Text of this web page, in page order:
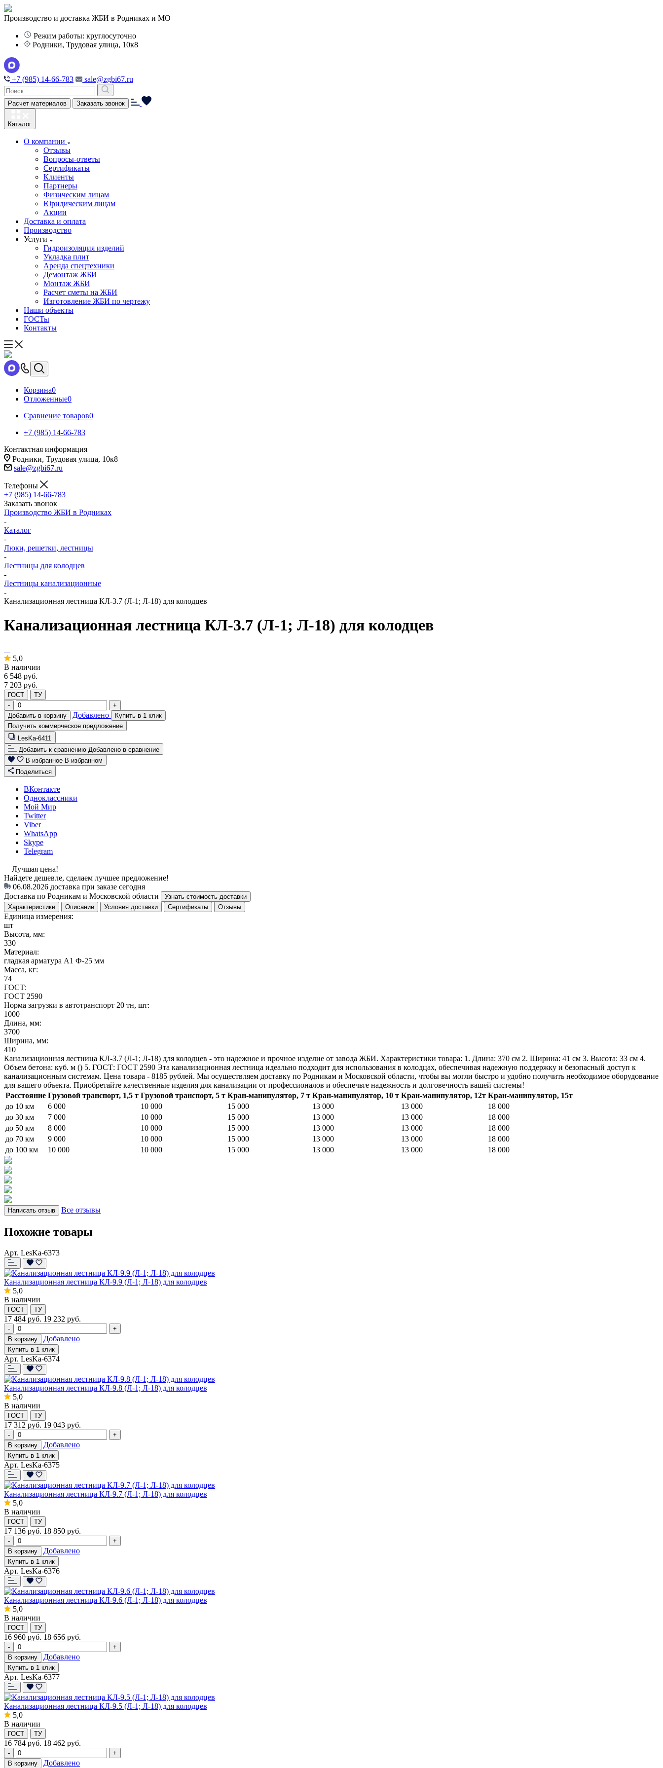
Производство и доставка ЖБИ в Родниках и МО
Режим работы: круглосуточно
Родники, Трудовая улица, 10к8
+7 (985) 14-66-783 sale@zgbi67.ru
Расчет материалов Заказать звонок
Каталог
О компании
Отзывы
Вопросы-ответы
Сертификаты
Клиенты
Партнеры
Физическим лицам
Юридическим лицам
Акции
Доставка и оплата
Производство
Услуги
Гидроизоляция изделий
Укладка плит
Аренда спецтехники
Демонтаж ЖБИ
Монтаж ЖБИ
Расчет сметы на ЖБИ
Изготовление ЖБИ по чертежу
Наши объекты
ГОСТы
Контакты
Корзина0
Отложенные0
Сравнение товаров0
+7 (985) 14-66-783
Контактная информация
Родники, Трудовая улица, 10к8
sale@zgbi67.ru
Телефоны
+7 (985) 14-66-783
Заказать звонок
Производство ЖБИ в Родниках
-
Каталог
-
Люки, решетки, лестницы
-
Лестницы для колодцев
-
Лестницы канализационные
-
Канализационная лестница КЛ-3.7 (Л-1; Л-18) для колодцев
Канализационная лестница КЛ-3.7 (Л-1; Л-18) для колодцев
5,0
В наличии
6 548 руб.
7 203 руб.
ГОСТ
ТУ
-
+
Добавить в корзину
Добавлено
Купить в 1 клик
Получить коммерческое предложение
LesKa-6411
Добавить к сравнению Добавлено в сравнение
В избранное В избранном
Поделиться
ВКонтакте
Одноклассники
Мой Мир
Twitter
Viber
WhatsApp
Skype
Telegram
Лучшая цена!
Найдете дешевле, сделаем лучшее предложение!
06.08.2026 доставка при заказе сегодня
Доставка по Родникам и Московской области
Узнать стоимость доставки
Характеристики
Описание Условия доставки Сертификаты Отзывы
Единица измерения:
шт
Высота, мм:
330
Материал:
гладкая арматура А1 Ф-25 мм
Масса, кг:
74
ГОСТ:
ГОСТ 2590
Норма загрузки в автотранспорт 20 тн, шт:
1000
Длина, мм:
3700
Ширина, мм:
410
Канализационная лестница КЛ-3.7 (Л-1; Л-18) для колодцев - это надежное и прочное изделие от завода ЖБИ. Характеристики товара: 1. Длина: 370 см 2. Ширина: 41 см 3. Высота: 33 см 4.
Объем бетона: куб. м () 5. ГОСТ: ГОСТ 2590 Эта канализационная лестница идеально подходит для использования в колодцах, обеспечивая надежную поддержку и безопасный доступ к
канализационным системам. Цена товара - 8185 рублей. Мы осуществляем доставку по Родникам и Московской области, чтобы вы могли быстро и удобно получить необходимое оборудование
для вашего объекта. Приобретайте качественные изделия для канализации от профессионалов и обеспечьте надежность и долговечность вашей системы!
Расстояние Грузовой транспорт, 1,5 т Грузовой транспорт, 5 т Кран-манипулятор, 7 т Кран-манипулятор, 10 т Кран-манипулятор, 12т Кран-манипулятор, 15т
до 10 км
6 000 10 000 15 000 13 000 13 000
18 000
до 30 км
7 000 10 000 15 000 13 000 13 000
18 000
до 50 км
8 000 10 000 15 000 13 000 13 000
18 000
до 70 км
9 000 10 000 15 000 13 000 13 000
18 000
до 100 км
10 000 10 000 15 000 13 000 13 000 18 000
Написать отзыв Все отзывы
Похожие товары
Арт. LesKa-6373
Канализационная лестница КЛ-9.9 (Л-1; Л-18) для колодцев
5,0
В наличии
ГОСТ ТУ
17 484 руб. 19 232 руб.
-
+
В корзину
Добавлено
Купить в 1 клик
Арт. LesKa-6374
Канализационная лестница КЛ-9.8 (Л-1; Л-18) для колодцев
5,0
В наличии
ГОСТ ТУ
17 312 руб. 19 043 руб.
-
+
В корзину
Добавлено
Купить в 1 клик
Арт. LesKa-6375
Канализационная лестница КЛ-9.7 (Л-1; Л-18) для колодцев
5,0
В наличии
ГОСТ ТУ
17 136 руб. 18 850 руб.
-
+
В корзину
Добавлено
Купить в 1 клик
Арт. LesKa-6376
Канализационная лестница КЛ-9.6 (Л-1; Л-18) для колодцев
5,0
В наличии
ГОСТ ТУ
16 960 руб. 18 656 руб.
-
+
В корзину
Добавлено
Купить в 1 клик
Арт. LesKa-6377
Канализационная лестница КЛ-9.5 (Л-1; Л-18) для колодцев
5,0
В наличии
ГОСТ ТУ
16 784 руб. 18 462 руб.
-
+
В корзину
Добавлено